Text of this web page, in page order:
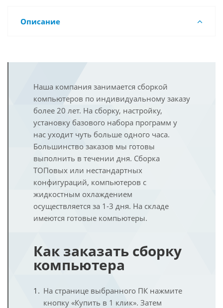
Описание
Наша компания занимается сборкой
компьютеров по индивидуальному заказу
более 20 лет. На сборку, настройку,
установку базового набора программ у
нас уходит чуть больше одного часа.
Большинство заказов мы готовы
выполнить в течении дня. Сборка
ТОПовых или нестандартных
конфигураций, компьютеров с
жидкостным охлаждением
осуществляется за 1-3 дня. На складе
имеются готовые компьютеры.
Как заказать сборку
компьютера
На странице выбранного ПК нажмите
кнопку «Купить в 1 клик». Затем